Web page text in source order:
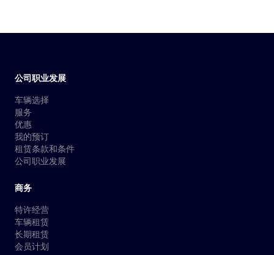
公司职业发展
车辆选择
服务
优惠
我的预订
租赁条款和条件
公司职业发展
商务
特许经营
车辆租赁
长期租赁
会员计划